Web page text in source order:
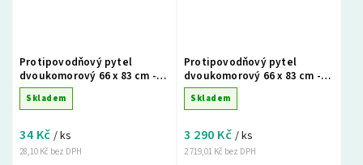
Protipovodňový pytel
dvoukomorový 66 x 83 cm -
1ks
Skladem
28,10 Kč bez DPH
34 Kč / ks
Protipovodňový pytel
dvoukomorový 66 x 83 cm -
100ks
Skladem
2 719,01 Kč bez DPH
3 290 Kč / ks